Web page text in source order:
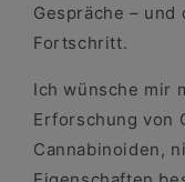
Gespräche –
Fortschritt.
Ich wünsche mir
Erforschung von
Cannabinoiden,